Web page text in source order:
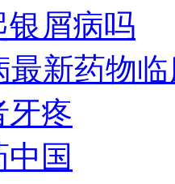
银屑病吗
最新药物
牙疼
国